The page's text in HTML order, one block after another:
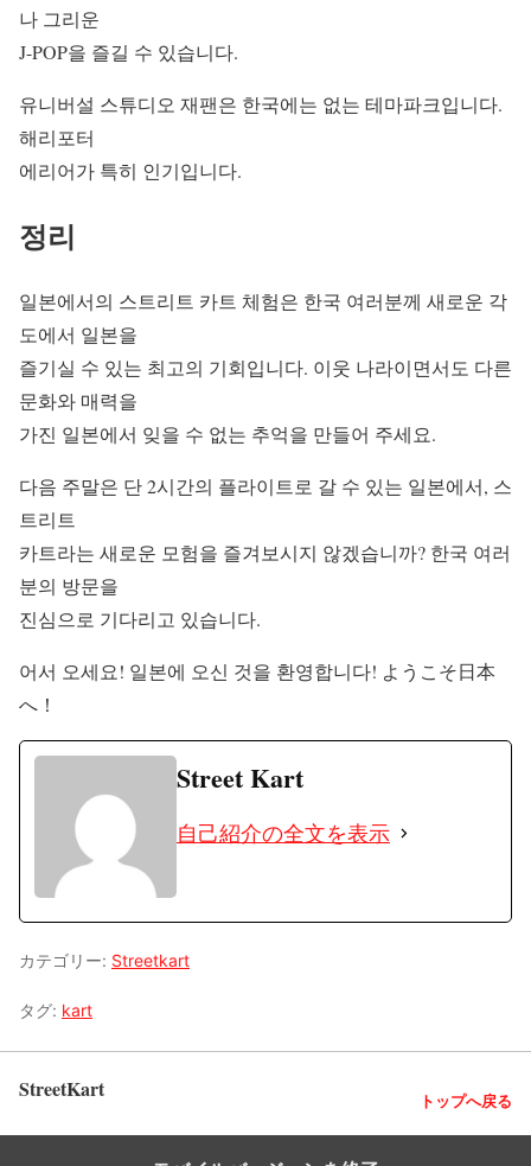
나 그리운
J-POP을 즐길 수 있습니다.
유니버설 스튜디오 재팬은 한국에는 없는 테마파크입니다.
해리포터
에리어가 특히 인기입니다.
정리
일본에서의 스트리트 카트 체험은 한국 여러분께 새로운 각
도에서 일본을
즐기실 수 있는 최고의 기회입니다. 이웃 나라이면서도 다른
문화와 매력을
가진 일본에서 잊을 수 없는 추억을 만들어 주세요.
다음 주말은 단 2시간의 플라이트로 갈 수 있는 일본에서, 스
트리트
카트라는 새로운 모험을 즐겨보시지 않겠습니까? 한국 여러
분의 방문을
진심으로 기다리고 있습니다.
어서 오세요! 일본에 오신 것을 환영합니다! ようこそ日本
へ！
Street Kart
自己紹介の全文を表示
カテゴリー: Streetkart
タグ: kart
StreetKart トップへ戻る